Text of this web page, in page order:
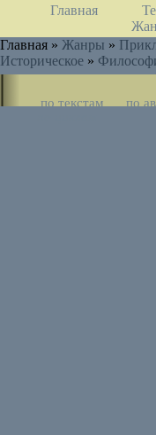
Главная
Главная » Жанры »
Историческое »
по текстам
по